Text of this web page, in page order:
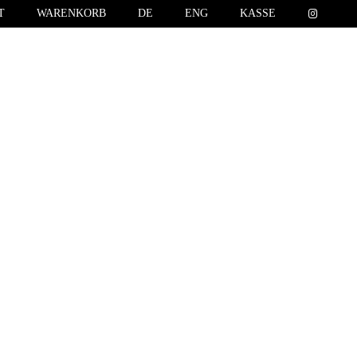
WARENKORB DE ENG KASSE